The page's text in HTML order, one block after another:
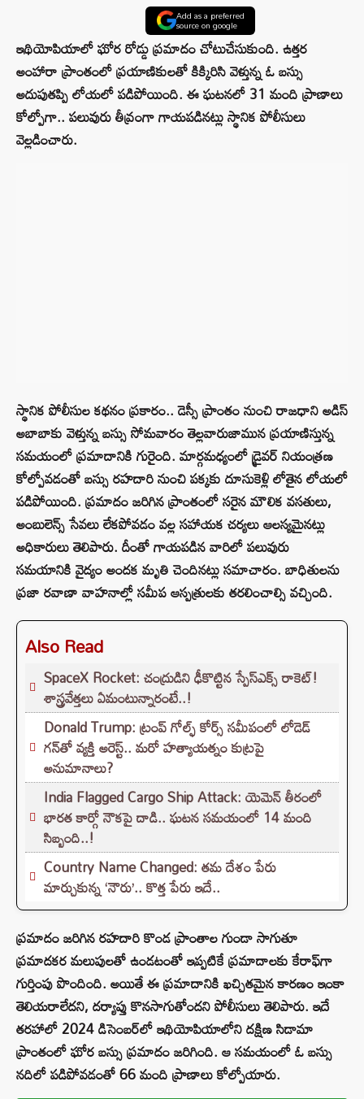
Add as a preferred
source on google
ఇథియోపియాలో ఘోర రోడ్డు ప్రమాదం చోటుచేసుకుంది. ఉత్తర
అంహారా ప్రాంతంలో ప్రయాణికులతో కిక్కిరిసి వెళ్తున్న ఓ బస్సు
అదుపుతప్పి లోయలో పడిపోయింది. ఈ ఘటనలో 31 మంది ప్రాణాలు
కోల్పోగా.. పలువురు తీవ్రంగా గాయపడినట్లు స్థానిక పోలీసులు
వెల్లడించారు.
స్థానిక పోలీసుల కథనం ప్రకారం.. డెస్సీ ప్రాంతం నుంచి రాజధాని అడిస్
అబాబాకు వెళ్తున్న బస్సు సోమవారం తెల్లవారుజామున ప్రయాణిస్తున్న
సమయంలో ప్రమాదానికి గురైంది. మార్గమధ్యంలో డ్రైవర్ నియంత్రణ
కోల్పోవడంతో బస్సు రహదారి నుంచి పక్కకు దూసుకెళ్లి లోతైన లోయలో
పడిపోయింది. ప్రమాదం జరిగిన ప్రాంతంలో సరైన మౌలిక వసతులు,
అంబులెన్స్ సేవలు లేకపోవడం వల్ల సహాయక చర్యలు ఆలస్యమైనట్లు
అధికారులు తెలిపారు. దీంతో గాయపడిన వారిలో పలువురు
సమయానికి వైద్యం అందక మృతి చెందినట్లు సమాచారం. బాధితులను
ప్రజా రవాణా వాహనాల్లో సమీప ఆస్పత్రులకు తరలించాల్సి వచ్చింది.
Also Read
SpaceX Rocket: చంద్రుడిని ఢీకొట్టిన స్పేస్‌ఎక్స్ రాకెట్!
శాస్త్రవేత్తలు ఏమంటున్నారంటే..!
Donald Trump: ట్రంప్ గోల్ఫ్ కోర్స్ సమీపంలో లోడెడ్
గన్‌తో వ్యక్తి అరెస్ట్.. మరో హత్యాయత్నం కుట్రపై
అనుమానాలు?
India Flagged Cargo Ship Attack: యెమెన్ తీరంలో
భారత కార్గో నౌకపై దాడి.. ఘటన సమయంలో 14 మంది
సిబ్బంది..!
Country Name Changed: తమ దేశం పేరు
మార్చుకున్న ‘నౌరు’.. కొత్త పేరు ఇదే..
ప్రమాదం జరిగిన రహదారి కొండ ప్రాంతాల గుండా సాగుతూ
ప్రమాదకర మలుపులతో ఉండటంతో ఇప్పటికే ప్రమాదాలకు కేరాఫ్‌గా
గుర్తింపు పొందింది. అయితే ఈ ప్రమాదానికి ఖచ్చితమైన కారణం ఇంకా
తెలియరాలేదని, దర్యాప్తు కొనసాగుతోందని పోలీసులు తెలిపారు. ఇదే
తరహాలో 2024 డిసెంబర్‌లో ఇథియోపియాలోని దక్షిణ సిడామా
ప్రాంతంలో ఘోర బస్సు ప్రమాదం జరిగింది. ఆ సమయంలో ఓ బస్సు
నదిలో పడిపోవడంతో 66 మంది ప్రాణాలు కోల్పోయారు.